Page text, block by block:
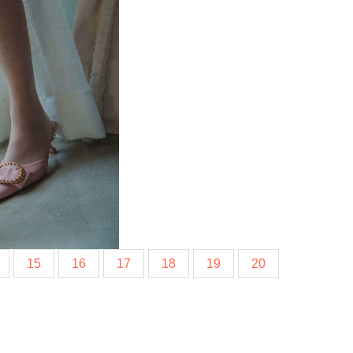
15 16 17 18 19 20